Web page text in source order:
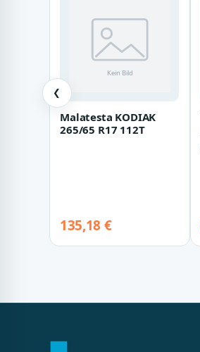
❮
Malatesta KODIAK
265/65 R17 112T
135,18 €